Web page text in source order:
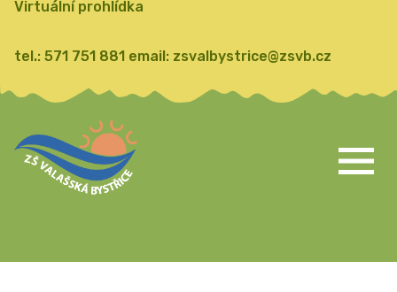
Virtuální prohlídka
tel.: 571 751 881 email: zsvalbystrice@zsvb.cz